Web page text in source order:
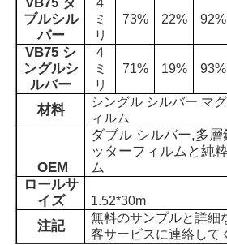
ブルシル
バー
4
ミ
リ
73% 22% 92%
VB75 シ
ングルシ
ルバー
4
ミ
リ
71% 19% 93%
材料
シングル シルバー マ
ィルム
OEM
ダブル シルバー,多層
ッターフィルムと純
ム
ロールサ
イズ
1.52*30m
注記
無料のサンプルと詳細
客サービスに連絡して